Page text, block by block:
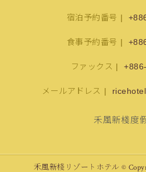
宿泊予約番号
食事予約番号
ファックス
メールアドレス
禾風新棧度
禾風新棧リゾートホテル ©